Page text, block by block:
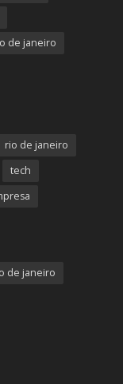
de janeiro
rio de janeiro
tech
de janeiro